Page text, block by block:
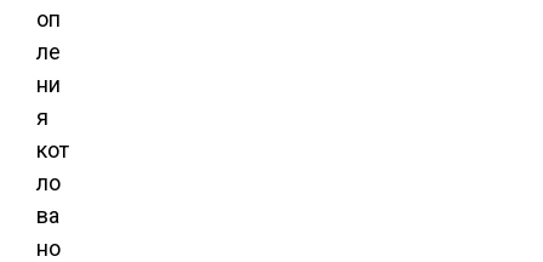
оп
ле
ни
я
кот
ло
ва
но